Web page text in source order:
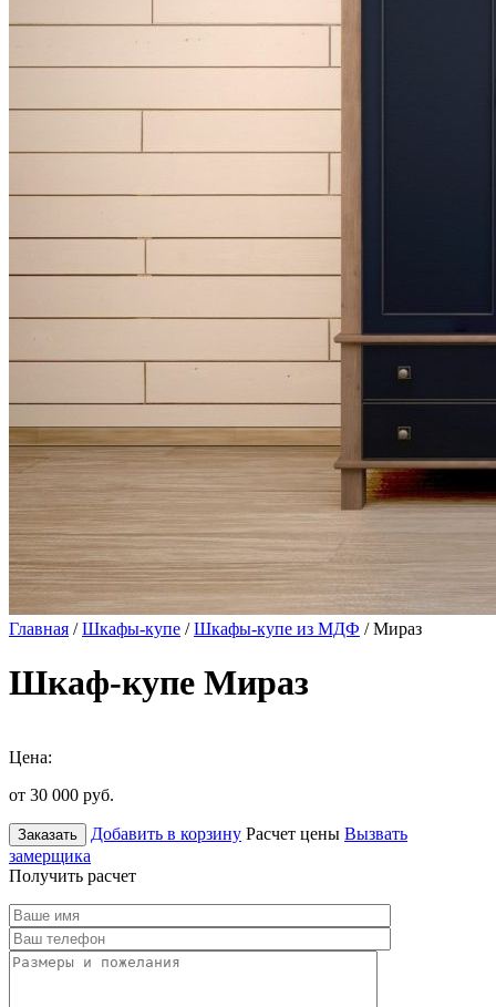
Главная /Шкафы-купе /Шкафы-купе из МДФ / Мираз
Шкаф-купе Мираз
Цена:
от 30 000 руб.
Заказать Добавить в корзину Расчет цены Вызвать
замерщика
Получить расчет